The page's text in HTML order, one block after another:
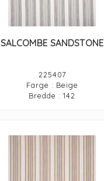
SALCOMBE SANDSTONE
225407
Farge : Beige
Bredde : 142